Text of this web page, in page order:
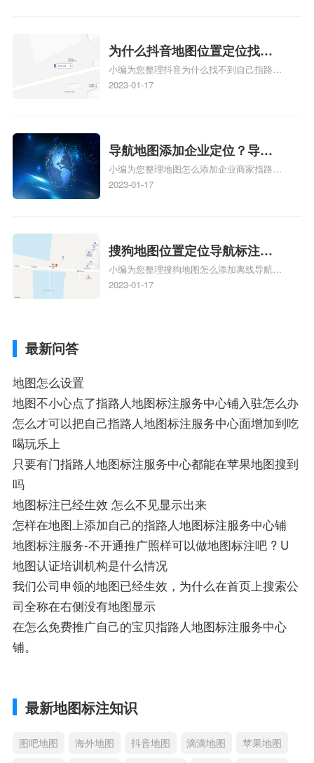
相关地图标注知识，详情可查看下方正文！
为什么抖音地图位置定位找不
到了？抖音为什么找不到当前
定位了？
小编为您整理抖音为什么找不到自己指路人
地图标注服务中心铺的位置、地图位置更新
服务中心位置、抖音突然不显示定位了相关
地图标注知识，详情可查看下方正文！
2023-01-17
导航地图添加企业定位？导航
定位企业？
小编为您整理地图怎么添加企业商家指路人
地图标注服务中心铺名称、地图怎么添加企
添加企业、地图如何添加企业相关地图标注
知识，详情可查看下方正文！
2023-01-17
搜狗地图位置定位导航标注？
搜狗地图位置定位,导航,标注？
小编为您整理搜狗地图怎么添加离线导航搜
狗地图离线导航怎么用、搜狗地图导航卫星
2023-01-17
最新问答
地图怎么设置
地图不小心点了指路人地图标注服务中心铺入驻怎么办
怎么才可以把自己指路人地图标注服务中心面增加到吃
喝玩乐上
只要有门指路人地图标注服务中心都能在苹果地图搜到
吗
地图标注已经生效 怎么不见显示出来
怎样在地图上添加自己的指路人地图标注服务中心铺
地图标注服务-不开通推广照样可以做地图标注吧 ? U
地图认证培训机构是什么情况
我们公司申领的地图已经生效，为什么在首页上搜索公
司全称在右侧没有地图显示
在怎么免费推广自己的宝贝指路人地图标注服务中心
铺。
最新地图标注知识
图吧地图 海外地图 抖音地图 滴滴地图
苹果地图